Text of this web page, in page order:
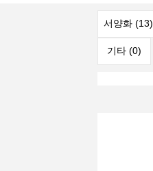
서양화 (13)
기타 (0)